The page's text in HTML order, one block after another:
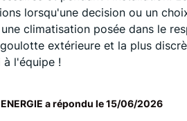
lorsqu'une decision ou un
climatisation posée dans le
extérieure et la plus
à l'équipe !
ENERGIE a répondu le15/06/2026